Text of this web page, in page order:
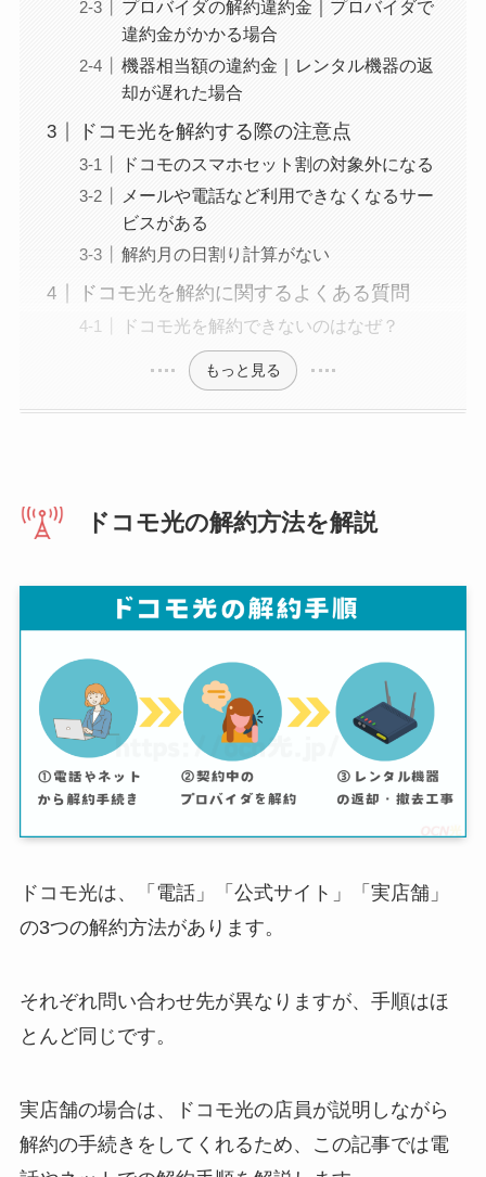
プロバイダの解約違約金｜プロバイダで
違約金がかかる場合
機器相当額の違約金｜レンタル機器の返
却が遅れた場合
ドコモ光を解約する際の注意点
ドコモのスマホセット割の対象外になる
メールや電話など利用できなくなるサー
ビスがある
解約月の日割り計算がない
ドコモ光を解約に関するよくある質問
ドコモ光を解約できないのはなぜ？
もっと見る
ドコモ光の解約方法を解説
ドコモ光は、「電話」「公式サイト」「実店舗」
の3つの解約方法があります。
それぞれ問い合わせ先が異なりますが、手順はほ
とんど同じです。
実店舗の場合は、ドコモ光の店員が説明しながら
解約の手続きをしてくれるため、この記事では電